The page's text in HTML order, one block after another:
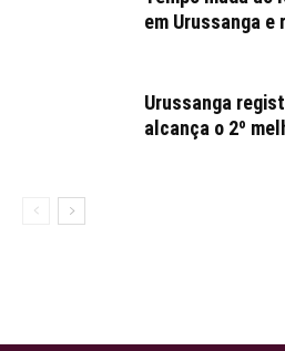
em Urussanga e
Urussanga
alcança o 2º